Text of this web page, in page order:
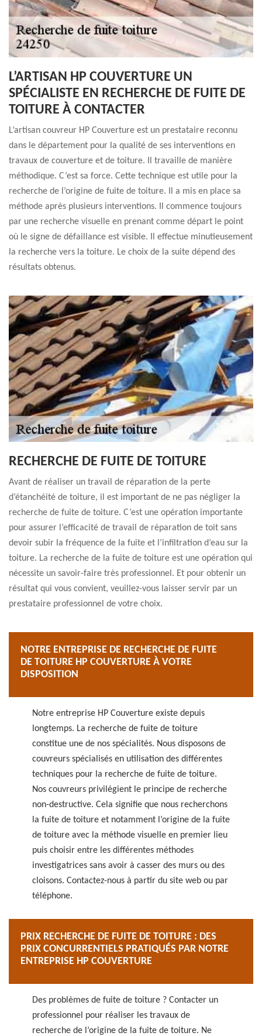
L’ARTISAN HP COUVERTURE UN
SPÉCIALISTE EN RECHERCHE DE FUITE DE
TOITURE À CONTACTER
L’artisan couvreur HP Couverture est un prestataire reconnu
dans le département pour la qualité de ses interventions en
travaux de couverture et de toiture. Il travaille de manière
méthodique. C’est sa force. Cette technique est utile pour la
recherche de l’origine de fuite de toiture. Il a mis en place sa
méthode après plusieurs interventions. Il commence toujours
par une recherche visuelle en prenant comme départ le point
où le signe de défaillance est visible. Il effectue minutieusement
la recherche vers la toiture. Le choix de la suite dépend des
résultats obtenus.
RECHERCHE DE FUITE DE TOITURE
Avant de réaliser un travail de réparation de la perte
d’étanchéité de toiture, il est important de ne pas négliger la
recherche de fuite de toiture. C’est une opération importante
pour assurer l’efficacité de travail de réparation de toit sans
devoir subir la fréquence de la fuite et l’infiltration d’eau sur la
toiture. La recherche de la fuite de toiture est une opération qui
nécessite un savoir-faire très professionnel. Et pour obtenir un
résultat qui vous convient, veuillez-vous laisser servir par un
prestataire professionnel de votre choix.
NOTRE ENTREPRISE DE RECHERCHE DE FUITE
DE TOITURE HP COUVERTURE À VOTRE
DISPOSITION
Notre entreprise HP Couverture existe depuis
longtemps. La recherche de fuite de toiture
constitue une de nos spécialités. Nous disposons de
couvreurs spécialisés en utilisation des différentes
techniques pour la recherche de fuite de toiture.
Nos couvreurs privilégient le principe de recherche
non-destructive. Cela signifie que nous recherchons
la fuite de toiture et notamment l’origine de la fuite
de toiture avec la méthode visuelle en premier lieu
puis choisir entre les différentes méthodes
investigatrices sans avoir à casser des murs ou des
cloisons. Contactez-nous à partir du site web ou par
téléphone.
PRIX RECHERCHE DE FUITE DE TOITURE : DES
PRIX CONCURRENTIELS PRATIQUÉS PAR NOTRE
ENTREPRISE HP COUVERTURE
Des problèmes de fuite de toiture ? Contacter un
professionnel pour réaliser les travaux de
recherche de l’origine de la fuite de toiture. Ne